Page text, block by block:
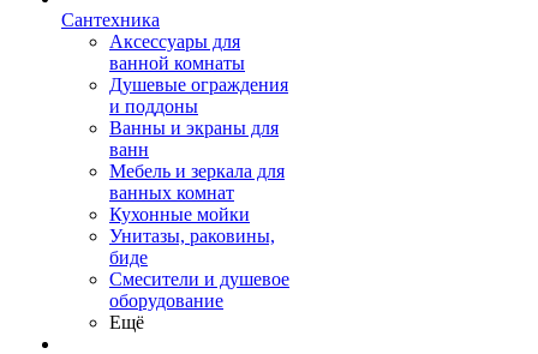
Сантехника
Аксессуары для
ванной комнаты
Душевые ограждения
и поддоны
Ванны и экраны для
ванн
Мебель и зеркала для
ванных комнат
Кухонные мойки
Унитазы, раковины,
биде
Смесители и душевое
оборудование
Ещё